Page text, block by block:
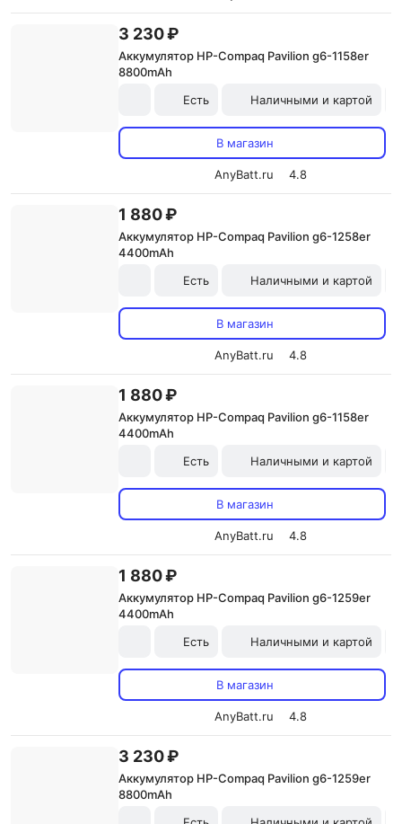
3 230 ₽
Аккумулятор HP-Compaq Pavilion g6-1158er
8800mAh
Есть
Наличными и картой
В магазин
AnyBatt.ru 4.8
1 880 ₽
Аккумулятор HP-Compaq Pavilion g6-1258er
4400mAh
Есть
Наличными и картой
В магазин
AnyBatt.ru 4.8
1 880 ₽
Аккумулятор HP-Compaq Pavilion g6-1158er
4400mAh
Есть
Наличными и картой
В магазин
AnyBatt.ru 4.8
1 880 ₽
Аккумулятор HP-Compaq Pavilion g6-1259er
4400mAh
Есть
Наличными и картой
В магазин
AnyBatt.ru 4.8
3 230 ₽
Аккумулятор HP-Compaq Pavilion g6-1259er
8800mAh